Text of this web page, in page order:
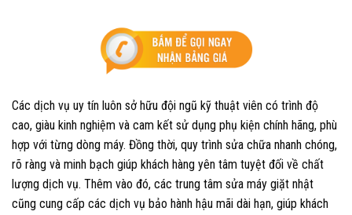
Các dịch vụ uy tín luôn sở hữu đội ngũ kỹ thuật viên có trình độ
cao, giàu kinh nghiệm và cam kết sử dụng phụ kiện chính hãng, phù
hợp với từng dòng máy. Đồng thời, quy trình sửa chữa nhanh chóng,
rõ ràng và minh bạch giúp khách hàng yên tâm tuyệt đối về chất
lượng dịch vụ. Thêm vào đó, các trung tâm sửa máy giặt nhật
cũng cung cấp các dịch vụ bảo hành hậu mãi dài hạn, giúp khách